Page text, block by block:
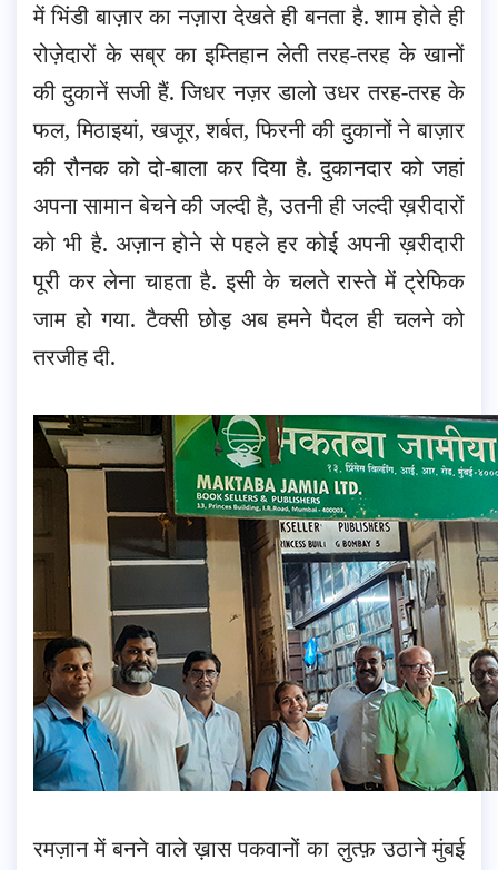
में भिंडी बाज़ार का नज़ारा देखते ही बनता है. शाम होते ही
रोज़ेदारों के सब्र का इम्तिहान लेती तरह-तरह के खानों
की दुकानें सजी हैं. जिधर नज़र डालो उधर तरह-तरह के
फल, मिठाइयां, खजूर, शर्बत, फिरनी की दुकानों ने बाज़ार
की रौनक को दो-बाला कर दिया है. दुकानदार को जहां
अपना सामान बेचने की जल्दी है, उतनी ही जल्दी ख़रीदारों
को भी है. अज़ान होने से पहले हर कोई अपनी ख़रीदारी
पूरी कर लेना चाहता है. इसी के चलते रास्ते में ट्रेफिक
जाम हो गया. टैक्सी छोड़ अब हमने पैदल ही चलने को
तरजीह दी.
रमज़ान में बनने वाले ख़ास पकवानों का लुत्फ़ उठाने मुंबई